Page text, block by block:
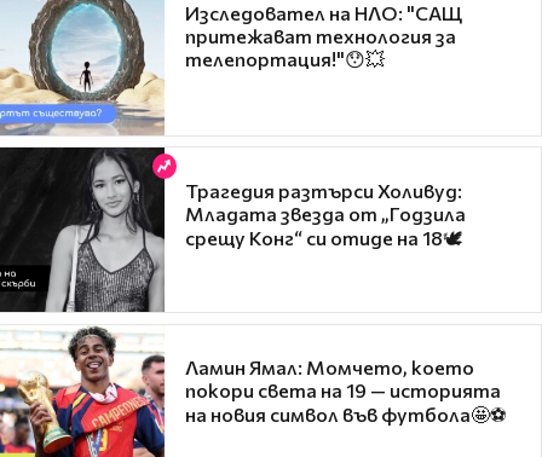
Изследовател на НЛО: "САЩ
притежават технология за
телепортация!"😯💥
Трагедия разтърси Холивуд:
Младата звезда от „Годзила
срещу Конг“ си отиде на 18🕊️
Ламин Ямал: Момчето, което
покори света на 19 — историята
на новия символ във футбола🤩⚽